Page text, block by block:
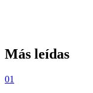
Más leídas
01